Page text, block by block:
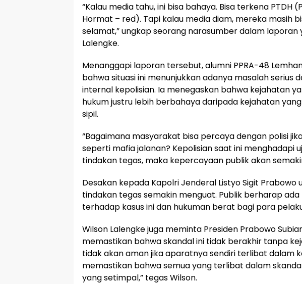
“Kalau media tahu, ini bisa bahaya. Bisa terkena PTDH
Hormat – red). Tapi kalau media diam, mereka masih
selamat,” ungkap seorang narasumber dalam laporan
Lalengke.
Menanggapi laporan tersebut, alumni PPRA-48
bahwa situasi ini menunjukkan adanya masalah serius
internal kepolisian. Ia menegaskan bahwa kejahatan
hukum justru lebih berbahaya daripada kejahatan
sipil.
“Bagaimana masyarakat bisa percaya dengan polisi
seperti mafia jalanan? Kepolisian saat ini menghadapi
tindakan tegas, maka kepercayaan publik akan
Desakan kepada Kapolri Jenderal Listyo Sigit
tindakan tegas semakin menguat. Publik berharap
terhadap kasus ini dan hukuman berat bagi para
Wilson Lalengke juga meminta Presiden Prabowo
memastikan bahwa skandal ini tidak berakhir tanpa
tidak akan aman jika aparatnya sendiri terlibat dalam
memastikan bahwa semua yang terlibat dalam
yang setimpal,” tegas Wilson.